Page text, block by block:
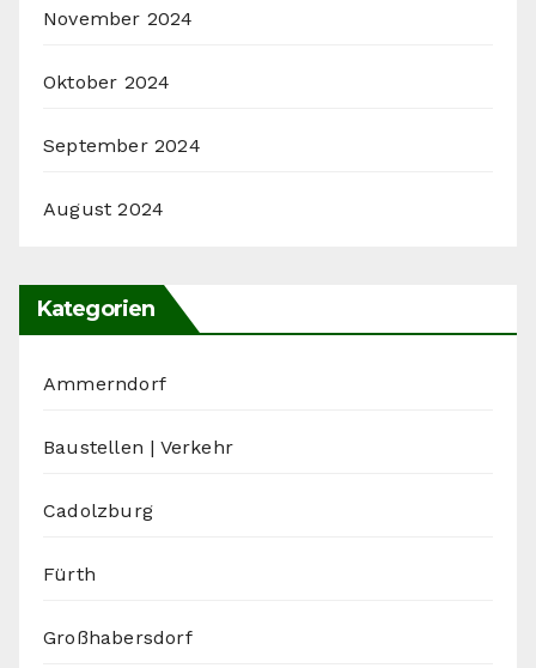
November 2024
Oktober 2024
September 2024
August 2024
Kategorien
Ammerndorf
Baustellen | Verkehr
Cadolzburg
Fürth
Großhabersdorf